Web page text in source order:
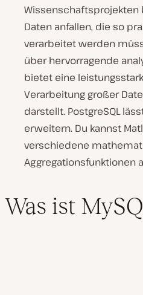
Wissenschaftsprojekten
Daten anfallen, die so
verarbeitet werden
über hervorragende
bietet eine
Verarbeitung großer
darstellt. PostgreSQL
erweitern. Du kannst
verschiedene
Aggregationsfunktionen
Was ist